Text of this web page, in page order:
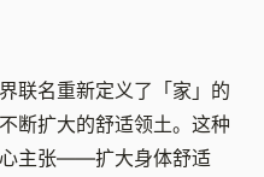
联名重新定义了「家」的
断扩大的舒适领土。这种
主张——扩大身体舒适